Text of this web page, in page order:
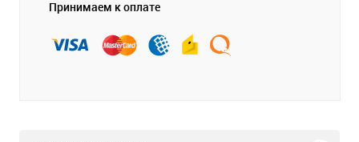
Принимаем к оплате